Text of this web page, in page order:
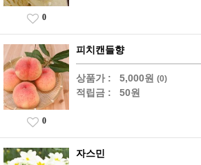
0
피치캔들향
상품가 : 5,000원 (0)
적립금 : 50원
0
자스민